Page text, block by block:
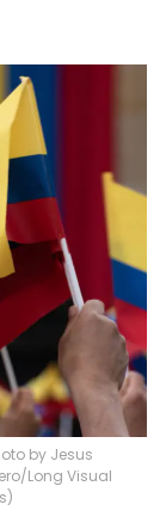
by Jesus
Long Visual